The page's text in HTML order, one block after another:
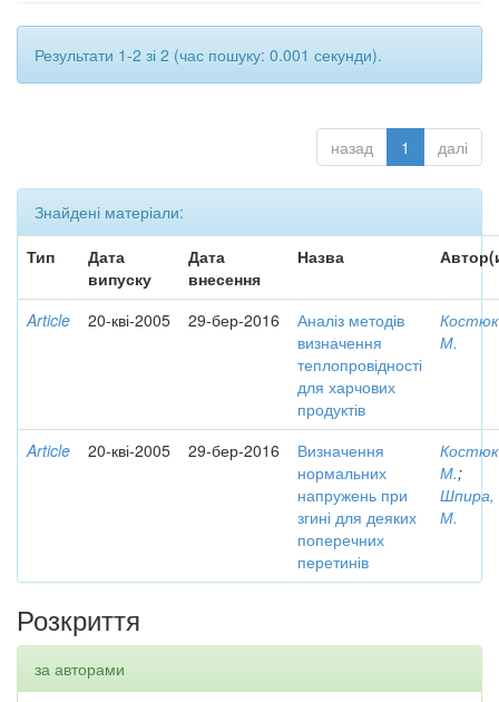
Результати 1-2 зі 2 (час пошуку: 0.001 секунди).
назад 1 далі
Знайдені матеріали:
Тип
Дата
випуску
Дата
внесення
Назва
Article 20-кві-2005 29-бер-2016
Аналіз методів
визначення
теплопровідності
для харчових
продуктів
М.
Article 20-кві-2005 29-бер-2016
Визначення
нормальних
напружень при
згині для деяких
поперечних
перетинів
М.;
Шпира,
М.
Розкриття
за авторами